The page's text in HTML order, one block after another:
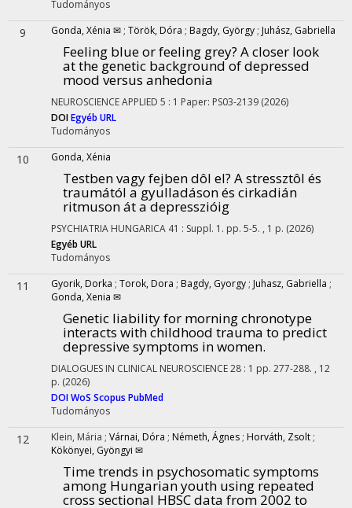
Tudományos
9 Gonda, Xénia ✉ ; Török, Dóra ; Bagdy, György ; Juhász, Gabriella
Feeling blue or feeling grey? A closer look
at the genetic background of depressed
mood versus anhedonia
NEUROSCIENCE APPLIED 5 : 1 Paper: PS03-2139 (2026)
DOIEgyéb URL
Tudományos
10 Gonda, Xénia
Testben vagy fejben dôl el? A stressztôl és
traumától a gyulladáson és cirkadián
ritmuson át a depresszióig
PSYCHIATRIA HUNGARICA 41 : Suppl. 1. pp. 5-5. , 1 p. (2026)
Egyéb URL
Tudományos
11 Gyorik, Dorka ; Torok, Dora ; Bagdy, Gyorgy ; Juhasz, Gabriella ;
Gonda, Xenia ✉
Genetic liability for morning chronotype
interacts with childhood trauma to predict
depressive symptoms in women.
DIALOGUES IN CLINICAL NEUROSCIENCE28 : 1 pp. 277-288. , 12
p. (2026)
DOIWoS Scopus PubMed
Tudományos
12 Klein, Mária ; Várnai, Dóra ; Németh, Ágnes ; Horváth, Zsolt ;
Kökönyei, Gyöngyi ✉
Time trends in psychosomatic symptoms
among Hungarian youth using repeated
cross sectional HBSC data from 2002 to